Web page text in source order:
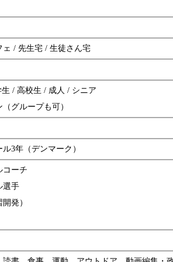
ェ / 先生宅 / 生徒さん宅
/ 高校生 / 成人 / シニア
グループも可）
3年（デンマーク）
コーチ
選手
発）